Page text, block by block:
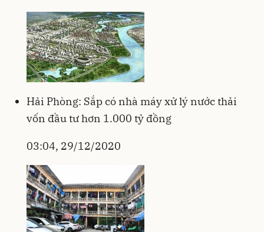
Hải Phòng: Sắp có nhà máy xử lý nước thải
vốn đầu tư hơn 1.000 tỷ đồng
03:04, 29/12/2020